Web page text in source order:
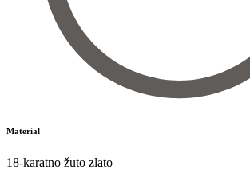
Material
18-karatno žuto zlato